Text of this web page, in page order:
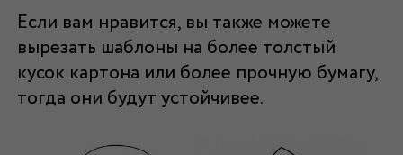
Если вам нравится, вы также можете
вырезать шаблоны на более толстый
кусок картона или более прочную бумагу,
тогда они будут устойчивее.